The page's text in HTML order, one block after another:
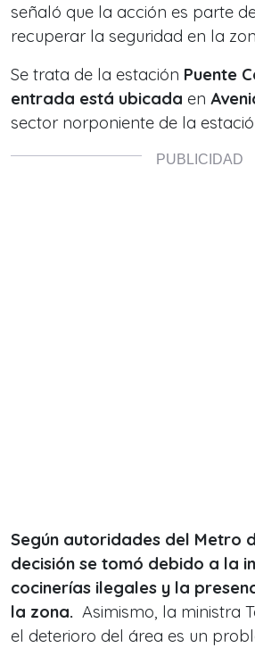
señaló que la acción es parte
recuperar la seguridad en la
Se trata de la estación Puente
entrada está ubicada en
sector norponiente de la
Según autoridades del Metro
decisión se tomó debido a la
cocinerías ilegales y la
la zona. Asimismo, la ministra
el deterioro del área es un